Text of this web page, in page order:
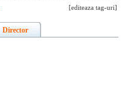
[editeaza tag-uri]
Director